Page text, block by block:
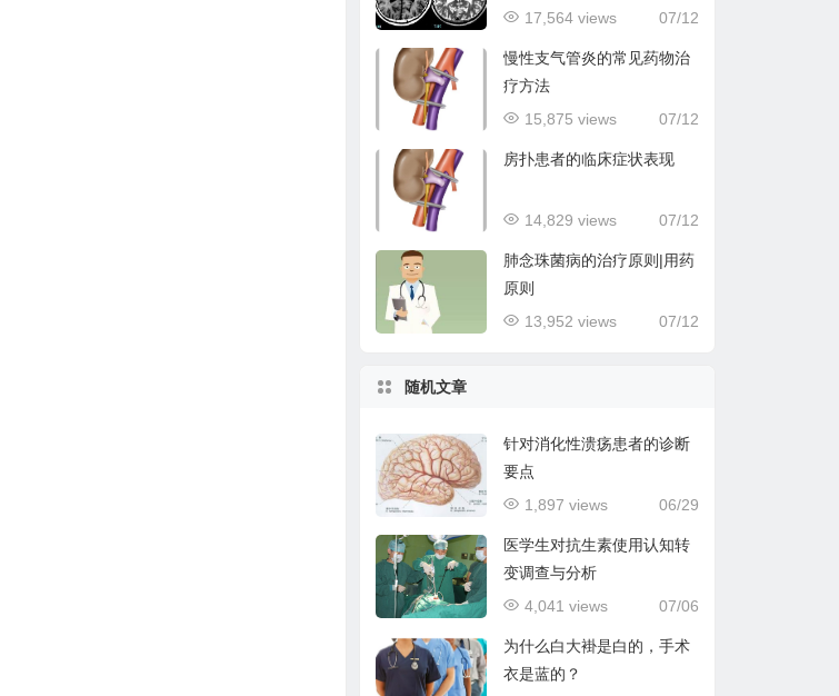
07/12
17,564 views
慢性支气管炎的常见药物治
疗方法
07/12
15,875 views
房扑患者的临床症状表现
07/12
14,829 views
肺念珠菌病的治疗原则|用药
原则
07/12
13,952 views
随机文章
针对消化性溃疡患者的诊断
要点
06/29
1,897 views
医学生对抗生素使用认知转
变调查与分析
07/06
4,041 views
为什么白大褂是白的，手术
衣是蓝的？